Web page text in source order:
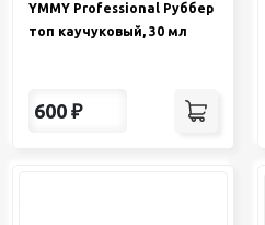
YMMY Professional Руббер
топ каучуковый, 30 мл
600 ₽